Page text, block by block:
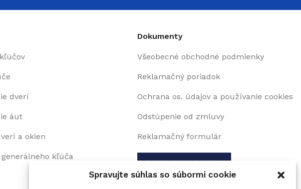
Spravujte súhlas so súbormi cookie
dverí
áut
a okien
kľúča
Dokumenty
Všeobecné obchodné podmienky
Reklamačný poriadok
Ochrana os. údajov a používanie cookies
Odstúpenie od zmluvy
Reklamačný formulár